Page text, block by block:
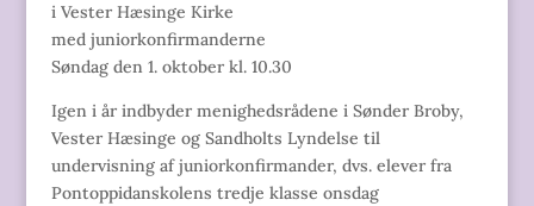
i Vester Hæsinge Kirke
med juniorkonfirmanderne
Søndag den 1. oktober kl. 10.30
Igen i år indbyder menighedsrådene i Sønder Broby,
Vester Hæsinge og Sandholts Lyndelse til
undervisning af juniorkonfirmander, dvs. elever fra
Pontoppidanskolens tredje klasse onsdag